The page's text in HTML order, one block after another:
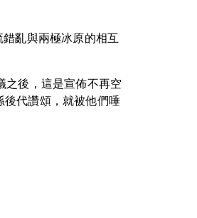
亂與兩極冰原的相互
之後，這是宣佈不再空
代讚頌，就被他們唾